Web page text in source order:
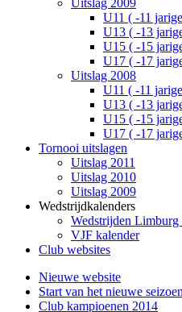
U11 ( -11
U13 ( -13
U15 ( -15
U17 ( -17
Uitslag 2008
U11 ( -11
U13 ( -13
U15 ( -15
U17 ( -17
Tornooi uitslagen
Uitslag 2011
Uitslag 2010
Uitslag 2009
Wedstrijdkalenders
Wedstrijden Limburg
VJF kalender
Club websites
Nieuwe website
Start van het nieuwe seizoen
Club kampioenen 2014